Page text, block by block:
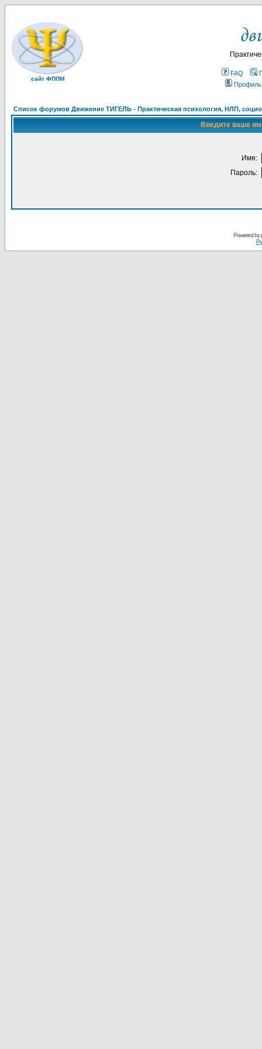
сайт ФППМ
FAQ
Профиль
Список форумов Движение ТИГЕЛЬ - Практическая психология, НЛП,
Введите ваше
Имя:
Пароль:
Powered by